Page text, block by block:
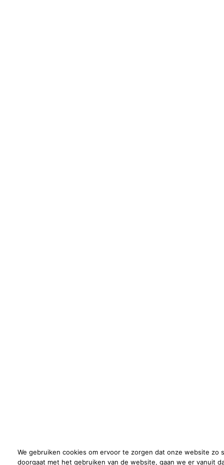
We gebruiken cookies om ervoor te zorgen dat onze website zo
doorgaat met het gebruiken van de website, gaan we er vanuit